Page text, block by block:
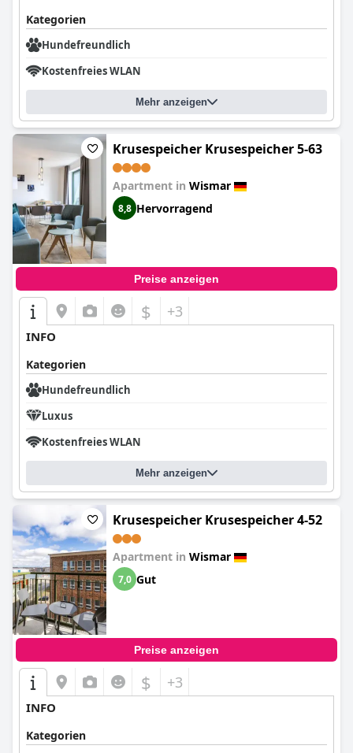
Kategorien
Hundefreundlich
Kostenfreies WLAN
Mehr anzeigen
Krusespeicher Krusespeicher 5-63
Apartment in Wismar
8,8 Hervorragend
Preise anzeigen
$ +3
INFO
Kategorien
Hundefreundlich
Luxus
Kostenfreies WLAN
Mehr anzeigen
Krusespeicher Krusespeicher 4-52
Apartment in Wismar
7,0 Gut
Preise anzeigen
$ +3
INFO
Kategorien